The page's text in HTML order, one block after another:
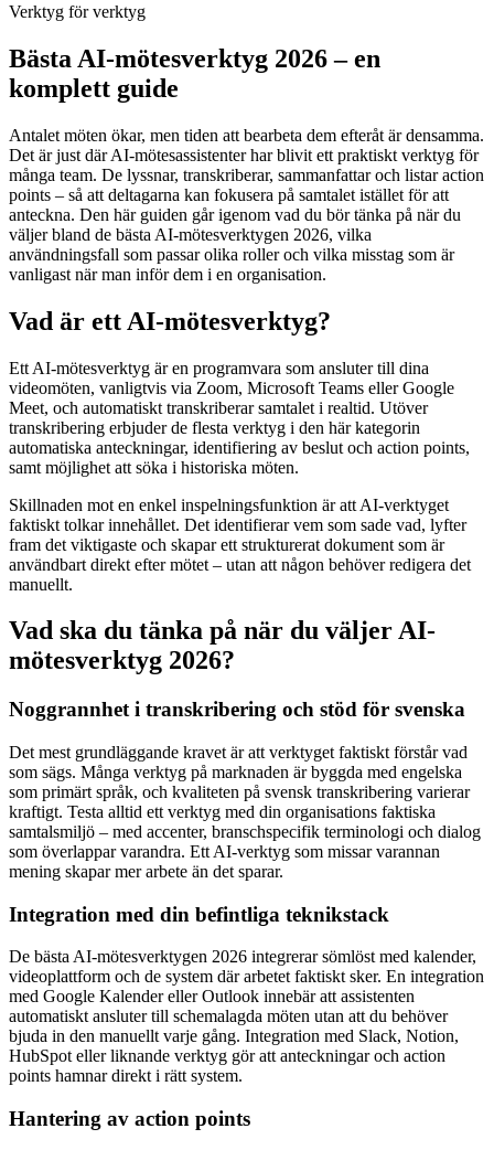
Verktyg för verktyg
Bästa AI-mötesverktyg 2026 – en
komplett guide
Antalet möten ökar, men tiden att bearbeta dem efteråt är densamma.
Det är just där AI-mötesassistenter har blivit ett praktiskt verktyg för
många team. De lyssnar, transkriberar, sammanfattar och listar action
points – så att deltagarna kan fokusera på samtalet istället för att
anteckna. Den här guiden går igenom vad du bör tänka på när du
väljer bland de bästa AI-mötesverktygen 2026, vilka
användningsfall som passar olika roller och vilka misstag som är
vanligast när man inför dem i en organisation.
Vad är ett AI-mötesverktyg?
Ett AI-mötesverktyg är en programvara som ansluter till dina
videomöten, vanligtvis via Zoom, Microsoft Teams eller Google
Meet, och automatiskt transkriberar samtalet i realtid. Utöver
transkribering erbjuder de flesta verktyg i den här kategorin
automatiska anteckningar, identifiering av beslut och action points,
samt möjlighet att söka i historiska möten.
Skillnaden mot en enkel inspelningsfunktion är att AI-verktyget
faktiskt tolkar innehållet. Det identifierar vem som sade vad, lyfter
fram det viktigaste och skapar ett strukturerat dokument som är
användbart direkt efter mötet – utan att någon behöver redigera det
manuellt.
Vad ska du tänka på när du väljer AI-
mötesverktyg 2026?
Noggrannhet i transkribering och stöd för svenska
Det mest grundläggande kravet är att verktyget faktiskt förstår vad
som sägs. Många verktyg på marknaden är byggda med engelska
som primärt språk, och kvaliteten på svensk transkribering varierar
kraftigt. Testa alltid ett verktyg med din organisations faktiska
samtalsmiljö – med accenter, branschspecifik terminologi och dialog
som överlappar varandra. Ett AI-verktyg som missar varannan
mening skapar mer arbete än det sparar.
Integration med din befintliga teknikstack
De bästa AI-mötesverktygen 2026 integrerar sömlöst med kalender,
videoplattform och de system där arbetet faktiskt sker. En integration
med Google Kalender eller Outlook innebär att assistenten
automatiskt ansluter till schemalagda möten utan att du behöver
bjuda in den manuellt varje gång. Integration med Slack, Notion,
HubSpot eller liknande verktyg gör att anteckningar och action
points hamnar direkt i rätt system.
Hantering av action points